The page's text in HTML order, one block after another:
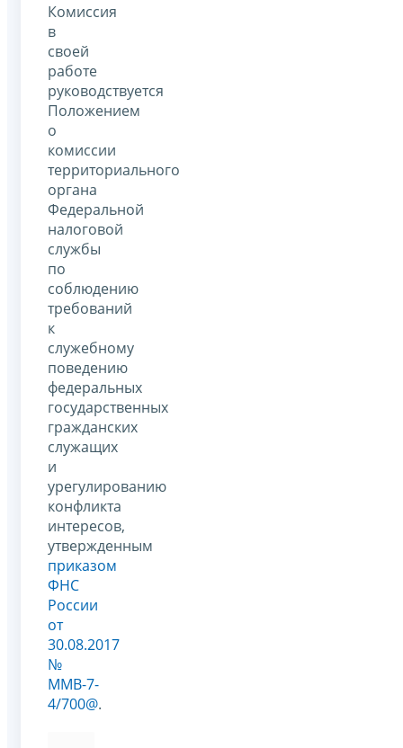
Комиссия
в
своей
работе
руководствуется
Положением
о
комиссии
территориального
органа
Федеральной
налоговой
службы
по
соблюдению
требований
к
служебному
поведению
федеральных
государственных
гражданских
служащих
и
урегулированию
конфликта
интересов,
утвержденным
приказом
ФНС
России
от
30.08.2017
№
ММВ-7-
4/700@.